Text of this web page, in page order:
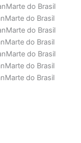
do Brasil
do Brasil
do Brasil
do Brasil
do Brasil
do Brasil
do Brasil